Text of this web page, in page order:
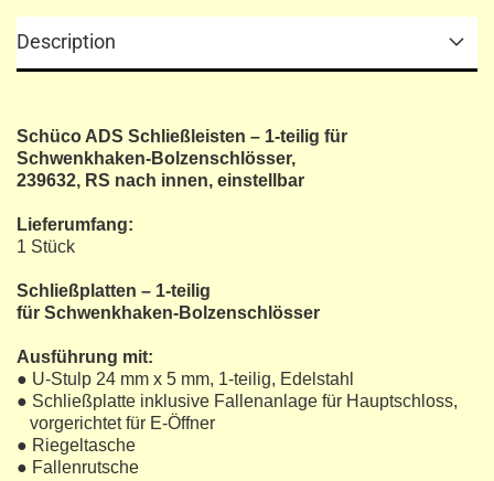
Description
Schüco ADS Schließleisten – 1-teilig für
Schwenkhaken-Bolzenschlösser,
239632, RS nach innen, einstellbar
Lieferumfang:
1 Stück
Schließplatten – 1-teilig
für Schwenkhaken-Bolzenschlösser
Ausführung mit:
● U-Stulp 24 mm x 5 mm, 1-teilig, Edelstahl
● Schließplatte inklusive Fallenanlage für Hauptschloss,
vorgerichtet für E-Öffner
● Riegeltasche
● Fallenrutsche